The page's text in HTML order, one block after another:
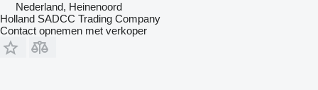
Nederland, Heinenoord
Holland SADCC Trading Company
Contact opnemen met verkoper